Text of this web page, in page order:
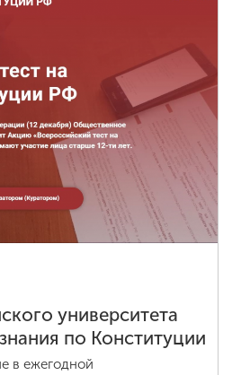
университета
по Конституции
в ежегодной